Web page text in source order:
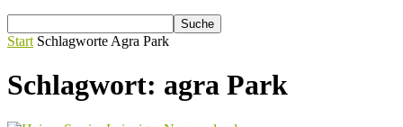
Start Schlagworte Agra Park
Schlagwort: agra Park